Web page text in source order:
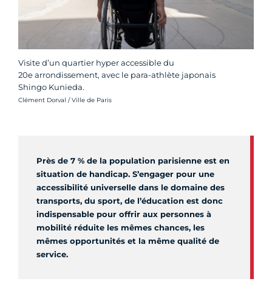
Visite d’un quartier hyper accessible du
20e arrondissement, avec le para-athlète japonais
Shingo Kunieda.
Crédit photo :
Clément Dorval / Ville de Paris
Près de 7 % de la population parisienne est en
situation de handicap. S’engager pour une
accessibilité universelle dans le domaine des
transports, du sport, de l’éducation est donc
indispensable pour offrir aux personnes à
mobilité réduite les mêmes chances, les
mêmes opportunités et la même qualité de
service.